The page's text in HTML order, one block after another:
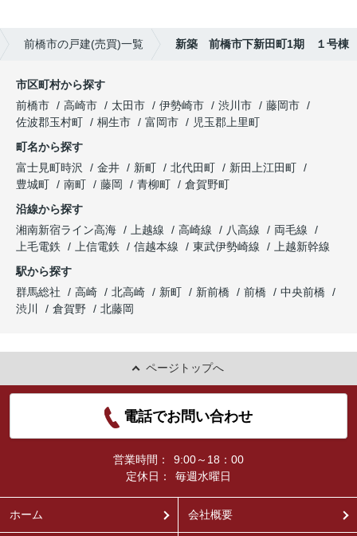
前橋市の戸建(売買)一覧 新築 前橋市下新田町1期 １号棟
市区町村から探す
前橋市
高崎市 太田市 伊勢崎市 渋川市
藤岡市
佐波郡玉村町
桐生市 富岡市
児玉郡上里町
町名から探す
富士見町時沢
金井 新町 北代田町
新田上江田町
豊城町
南町 藤岡 青柳町
倉賀野町
沿線から探す
湘南新宿ライン高海
上越線 高崎線 八高線
両毛線
上毛電鉄
上信電鉄 信越本線 東武伊勢崎線
上越新幹線
駅から探す
群馬総社
高崎 北高崎 新町 新前橋 前橋
中央前橋
渋川
倉賀野 北藤岡
ページトップへ
電話でお問い合わせ
営業時間：
9:00～18：00
定休日：
毎週水曜日
ホーム 会社概要